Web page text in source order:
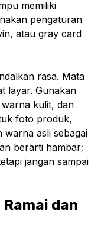
memiliki
pengaturan
atau gray card
rasa. Mata
layar. Gunakan
kulit, dan
foto produk,
asli sebagai
berarti hambar;
jangan sampai
dan